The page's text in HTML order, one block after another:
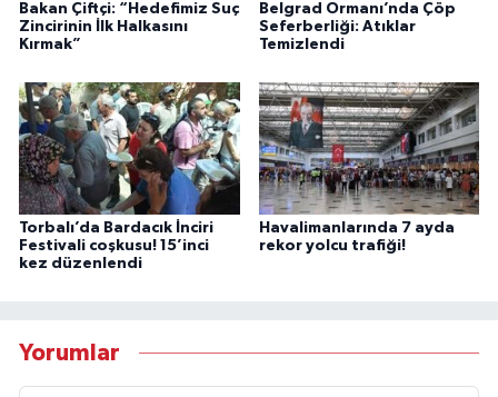
Bakan Çiftçi: “Hedefimiz Suç
Zincirinin İlk Halkasını
Kırmak”
Belgrad Ormanı’nda Çöp
Seferberliği: Atıklar
Temizlendi
Torbalı’da Bardacık İnciri
Festivali coşkusu! 15’inci
kez düzenlendi
Havalimanlarında 7 ayda
rekor yolcu trafiği!
Yorumlar